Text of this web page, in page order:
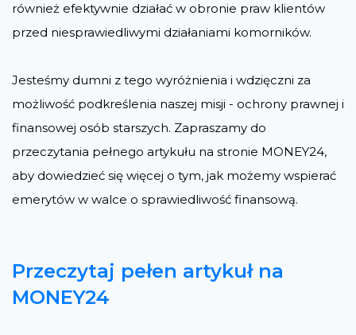
również efektywnie działać w obronie praw klientów
przed niesprawiedliwymi działaniami komorników.
Jesteśmy dumni z tego wyróżnienia i wdzięczni za
możliwość podkreślenia naszej misji - ochrony prawnej i
finansowej osób starszych. Zapraszamy do
przeczytania pełnego artykułu na stronie MONEY24,
aby dowiedzieć się więcej o tym, jak możemy wspierać
emerytów w walce o sprawiedliwość finansową.
Przeczytaj pełen artykuł na
MONEY24